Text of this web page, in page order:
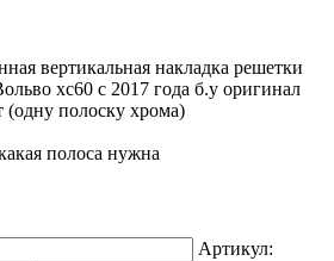
вертикальная накладка решетки
хс60 с 2017 года б.у оригинал
(одну полоску хрома)
полоса нужна
Артикул: